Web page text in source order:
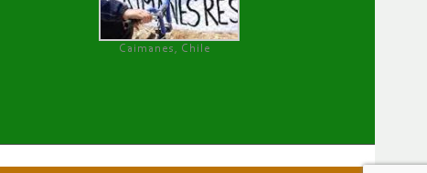
Caimanes, Chile